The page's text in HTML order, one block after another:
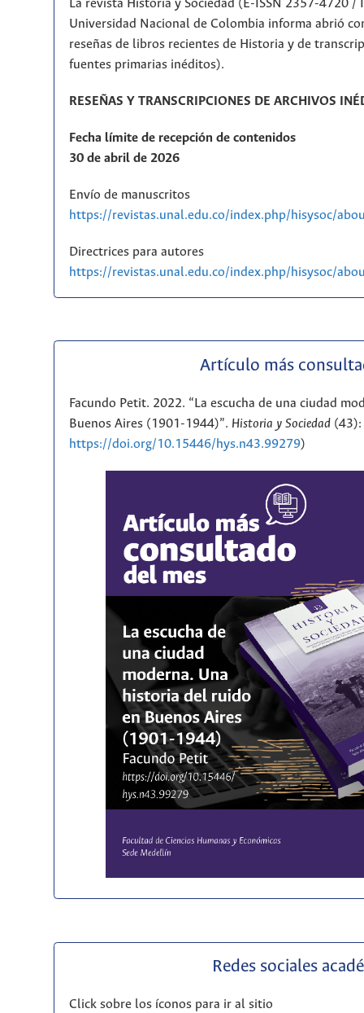
La revista Historia y Sociedad (E-ISSN 2357-4720 /
Universidad Nacional de Colombia informa abrió
reseñas de libros recientes de Historia y de
fuentes primarias inéditos).
RESEÑAS Y TRANSCRIPCIONES DE ARCHIVOS
Fecha límite de recepción de contenidos
30 de abril de 2026
Envío de manuscritos
https://revistas.unal.edu.co/index.php/hisysoc/
Directrices para autores
https://revistas.unal.edu.co/index.php/hisysoc/
Artículo más
Facundo Petit. 2022. “La escucha de una ciudad
Buenos Aires (1901-1944)”. Historia y Sociedad
https://doi.org/10.15446/hys.n43.99279)
Redes sociales
Click sobre los íconos para ir al sitio